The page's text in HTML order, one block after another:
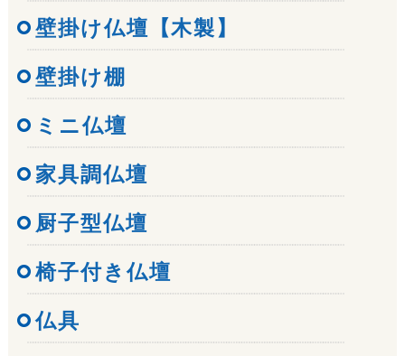
壁掛け仏壇【木製】
壁掛け棚
ミニ仏壇
家具調仏壇
厨子型仏壇
椅子付き仏壇
仏具